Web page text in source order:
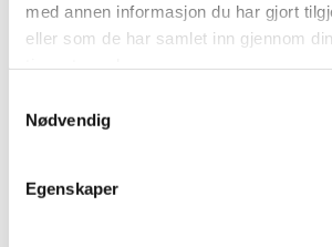
med annen informasjon du har gjort
eller som de har samlet inn gjennom
Nødvendig
Egenskaper